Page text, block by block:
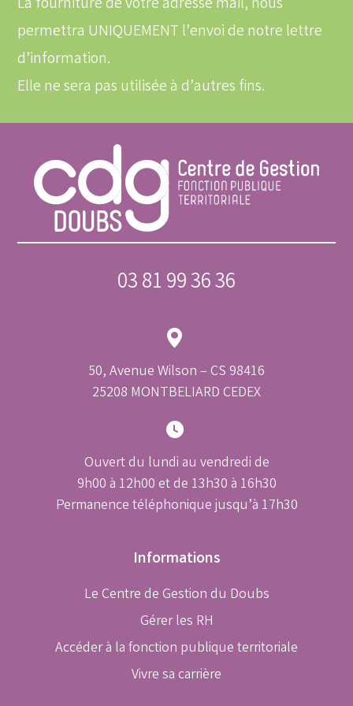
La fourniture de votre adresse mail, nous
permettra UNIQUEMENT l’envoi de notre lettre
d’information.
Elle ne sera pas utilisée à d’autres fins.
03 81 99 36 36
50, Avenue Wilson – CS 98416
25208 MONTBELIARD CEDEX
Ouvert du lundi au vendredi de
9h00 à 12h00 et de 13h30 à 16h30
Permanence téléphonique jusqu’à 17h30
Informations
Le Centre de Gestion du Doubs
Gérer les RH
Accéder à la fonction publique territoriale
Vivre sa carrière